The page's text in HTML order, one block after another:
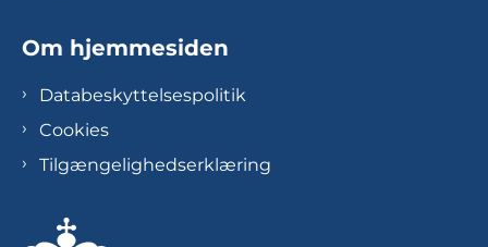
Om hjemmesiden
Databeskyttelsespolitik
Cookies
Tilgængelighedserklæring